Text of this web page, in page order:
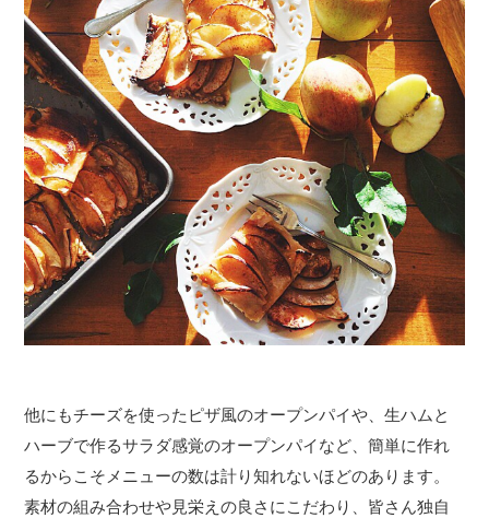
他にもチーズを使ったピザ風のオープンパイや、生ハムと
ハーブで作るサラダ感覚のオープンパイなど、簡単に作れ
るからこそメニューの数は計り知れないほどのあります。
素材の組み合わせや見栄えの良さにこだわり、皆さん独自